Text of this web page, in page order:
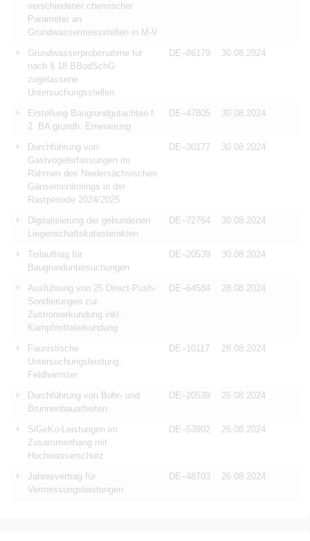
verschiedener chemischer
Parameter an
Grundwassermessstellen in M-V
Grundwasserprobenahme für
nach § 18 BBodSchG
zugelassene
Untersuchungsstellen
DE–86179 30.08.2024
Erstellung Baugrundgutachten f.
2. BA grundh. Erneuerung
DE–47805 30.08.2024
Durchführung von
Gastvogelerfassungen im
Rahmen des Niedersächsischen
Gänsemonitorings in der
Rastperiode 2024/2025
DE–30177 30.08.2024
Digitalisierung der gebundenen
Liegenschaftskatasterakten
DE–72764 30.08.2024
Teilauftrag für
Baugrunduntersuchungen
DE–20539 30.08.2024
Ausführung von 25 Direct-Push-
Sondierungen zur
Zustromerkundung inkl.
Kampfmittelerkundung
DE–64584 28.08.2024
Faunistische
Untersuchungsleistung:
Feldhamster
DE–10117 28.08.2024
Durchführung von Bohr- und
Brunnenbauarbeiten
DE–20539 26.08.2024
SiGeKo-Leistungen im
Zusammenhang mit
Hochwasserschutz
DE–53902 26.08.2024
Jahresvertrag für
Vermessungsleistungen
DE–48703 26.08.2024